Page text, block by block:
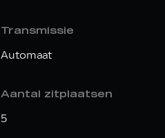
Transmissie
Automaat
Aantal zitplaatsen
5